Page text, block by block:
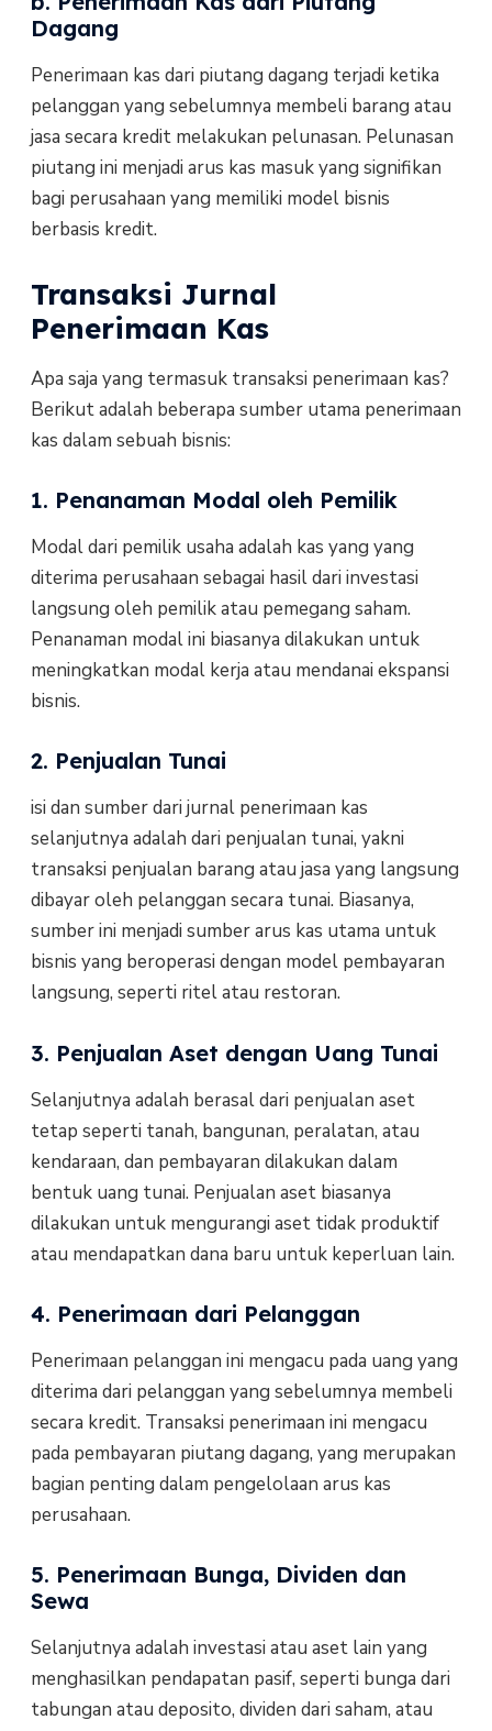
Dagang
Penerimaan kas dari piutang dagang terjadi ketika
pelanggan yang sebelumnya membeli barang atau
jasa secara kredit melakukan pelunasan. Pelunasan
piutang ini menjadi arus kas masuk yang signifikan
bagi perusahaan yang memiliki model bisnis
berbasis kredit.
Transaksi Jurnal
Penerimaan Kas
Apa saja yang termasuk transaksi penerimaan kas?
Berikut adalah beberapa sumber utama penerimaan
kas dalam sebuah bisnis:
1. Penanaman Modal oleh Pemilik
Modal dari pemilik usaha adalah kas yang yang
diterima perusahaan sebagai hasil dari investasi
langsung oleh pemilik atau pemegang saham.
Penanaman modal ini biasanya dilakukan untuk
meningkatkan modal kerja atau mendanai ekspansi
bisnis.
2. Penjualan Tunai
isi dan sumber dari jurnal penerimaan kas
selanjutnya adalah dari penjualan tunai, yakni
transaksi penjualan barang atau jasa yang langsung
dibayar oleh pelanggan secara tunai. Biasanya,
sumber ini menjadi sumber arus kas utama untuk
bisnis yang beroperasi dengan model pembayaran
langsung, seperti ritel atau restoran.
3. Penjualan Aset dengan Uang Tunai
Selanjutnya adalah berasal dari penjualan aset
tetap seperti tanah, bangunan, peralatan, atau
kendaraan, dan pembayaran dilakukan dalam
bentuk uang tunai. Penjualan aset biasanya
dilakukan untuk mengurangi aset tidak produktif
atau mendapatkan dana baru untuk keperluan lain.
4. Penerimaan dari Pelanggan
Penerimaan pelanggan ini mengacu pada uang yang
diterima dari pelanggan yang sebelumnya membeli
secara kredit. Transaksi penerimaan ini mengacu
pada pembayaran piutang dagang, yang merupakan
bagian penting dalam pengelolaan arus kas
perusahaan.
5. Penerimaan Bunga, Dividen dan
Sewa
Selanjutnya adalah investasi atau aset lain yang
menghasilkan pendapatan pasif, seperti bunga dari
tabungan atau deposito, dividen dari saham, atau